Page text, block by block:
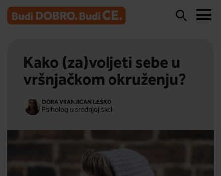
Kako (za)voljeti sebe u
vršnjačkom okruženju?
DORA VRANJICAN LEŠKO
Psiholog u srednjoj školi